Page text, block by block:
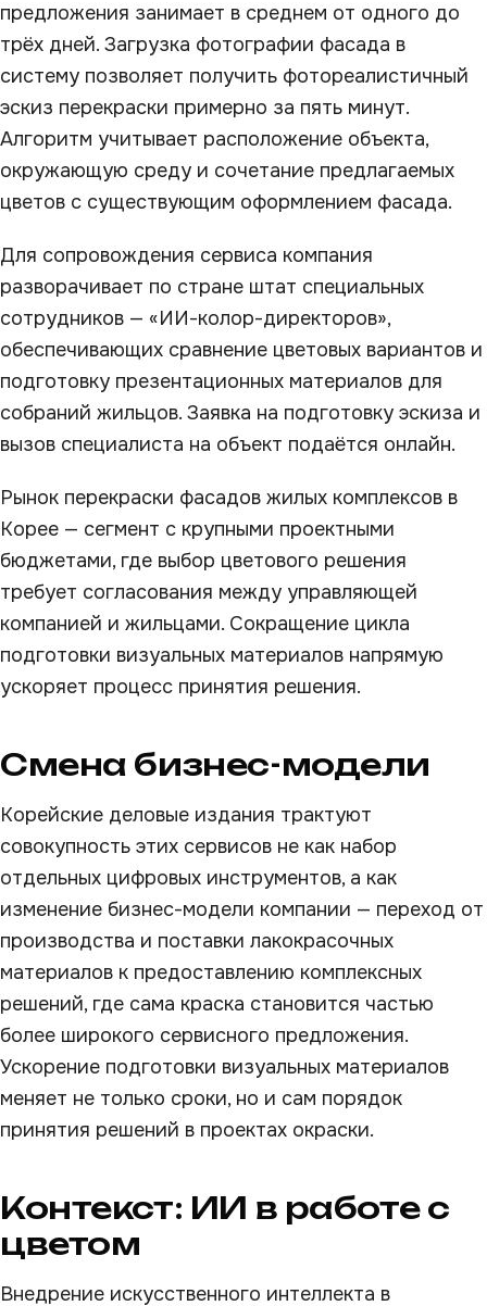
предложения занимает в среднем от одного до
трёх дней. Загрузка фотографии фасада в
систему позволяет получить фотореалистичный
эскиз перекраски примерно за пять минут.
Алгоритм учитывает расположение объекта,
окружающую среду и сочетание предлагаемых
цветов с существующим оформлением фасада.
Для сопровождения сервиса компания
разворачивает по стране штат специальных
сотрудников — «ИИ-колор-директоров»,
обеспечивающих сравнение цветовых вариантов и
подготовку презентационных материалов для
собраний жильцов. Заявка на подготовку эскиза и
вызов специалиста на объект подаётся онлайн.
Рынок перекраски фасадов жилых комплексов в
Корее — сегмент с крупными проектными
бюджетами, где выбор цветового решения
требует согласования между управляющей
компанией и жильцами. Сокращение цикла
подготовки визуальных материалов напрямую
ускоряет процесс принятия решения.
Смена бизнес-модели
Корейские деловые издания трактуют
совокупность этих сервисов не как набор
отдельных цифровых инструментов, а как
изменение бизнес-модели компании — переход от
производства и поставки лакокрасочных
материалов к предоставлению комплексных
решений, где сама краска становится частью
более широкого сервисного предложения.
Ускорение подготовки визуальных материалов
меняет не только сроки, но и сам порядок
принятия решений в проектах окраски.
Контекст: ИИ в работе с
цветом
Внедрение искусственного интеллекта в